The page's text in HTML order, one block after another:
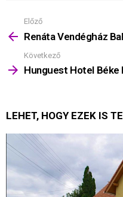
Mutass
többet
Előző
Renáta Vendégház
Következő
Hunguest Hotel Béke
LEHET, HOGY EZEK IS